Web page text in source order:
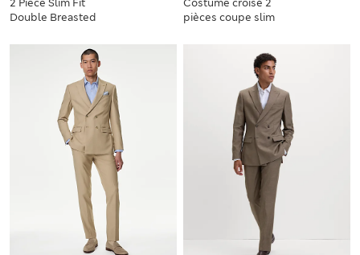
2 Piece Slim Fit
Double Breasted
Costume croisé 2
pièces coupe slim